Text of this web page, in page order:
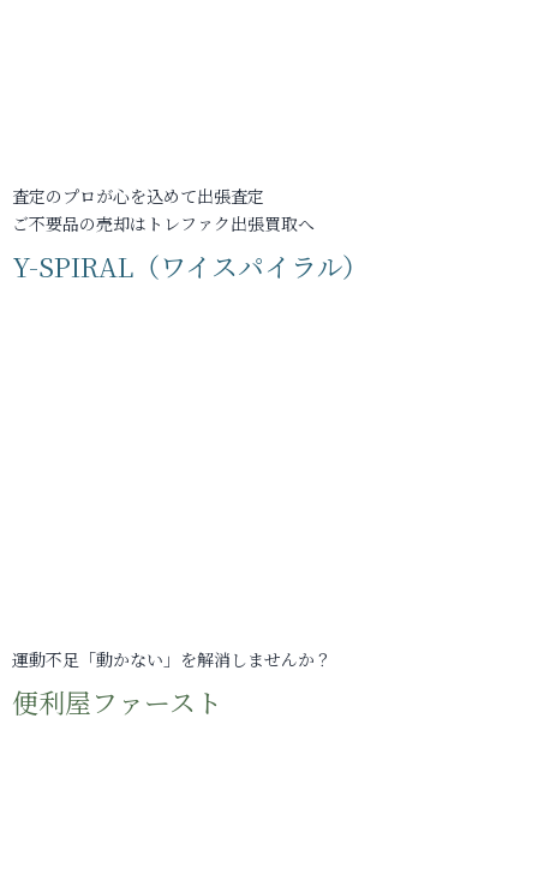
査定のプロが心を込めて出張査定
ご不要品の売却はトレファク出張買取へ
Y-SPIRAL（ワイスパイラル）
運動不足「動かない」を解消しませんか？
便利屋ファースト